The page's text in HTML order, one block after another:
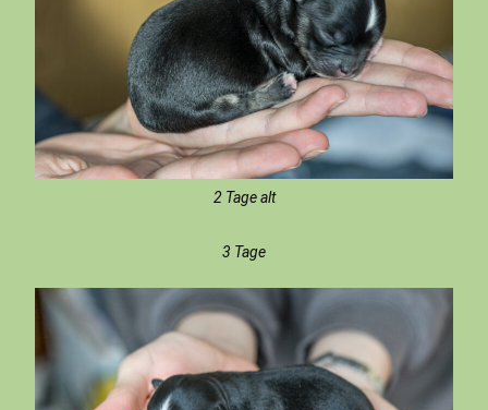
2 Tage alt
3 Tage